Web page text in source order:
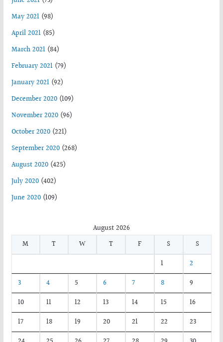
May 2021(98)
April 2021(85)
March 2021(84)
February 2021(79)
January 2021(92)
December 2020(109)
November 2020(96)
October 2020(221)
September 2020(268)
August 2020(425)
July 2020(402)
June 2020(109)
August 2026
M
T W T F S
S
1
2
3
4 5 6 7 8
9
10
11 12 13 14 15
16
17
18 19 20 21 22
23